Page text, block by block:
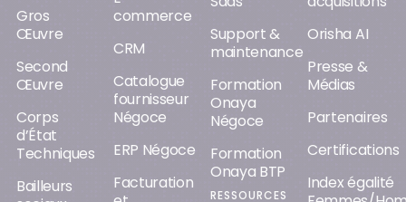
Gros
Œuvre
Second
Œuvre
Corps
d’État
Techniques
Bailleurs
commerce
CRM
Catalogue
fournisseur
Négoce
ERP Négoce
Facturation
Support &
maintenance
Formation
Onaya
Négoce
Formation
Onaya BTP
RESSOURCES
Orisha AI
Presse &
Médias
Partenaires
Certifications
Index égalité